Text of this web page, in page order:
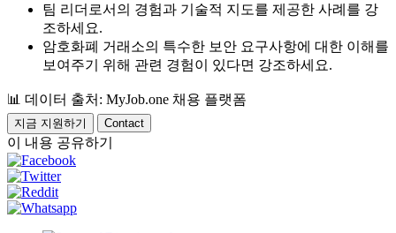
팀 리더로서의 경험과 기술적 지도를 제공한 사례를 강
조하세요.
암호화폐 거래소의 특수한 보안 요구사항에 대한 이해를
보여주기 위해 관련 경험이 있다면 강조하세요.
📊 데이터 출처: MyJob.one 채용 플랫폼
지금 지원하기 Contact
이 내용 공유하기